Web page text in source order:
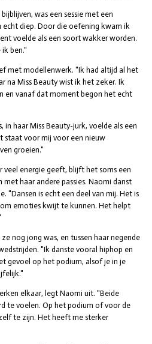
was een sessie met een
echt diep. Door die oefening kwam ik
voelde als een soort wakker worden.
ben."
met modellenwerk. "Ik had altijd al het
na Miss Beauty wist ik het zeker. Ik
en vanaf dat moment begon het echt
in haar Miss Beauty-jurk, voelde als een
staat voor mij voor een nieuw
groeien."
energie geeft, blijft het soms een
haar andere passies. Naomi danst
"Dansen is echt een deel van mij. Het is
emoties kwijt te kunnen. Het helpt
nog jong was, en tussen haar negende
"Ik danste vooral hiphop en
gevoel op het podium, alsof je in je
elkaar, legt Naomi uit. "Beide
te voelen. Op het podium of voor de
te zijn. Het heeft me sterker